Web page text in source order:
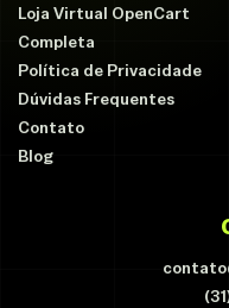
Loja Virtual OpenCart
Completa
Política de Privacidade
Dúvidas Frequentes
Contato
Blog